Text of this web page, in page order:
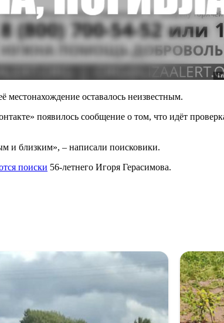
местонахождение оставалось неизвестным.
появилось сообщение о том, что идёт
и близким», – написали поисковики.
поиски 56-летнего Игоря Герасимова.